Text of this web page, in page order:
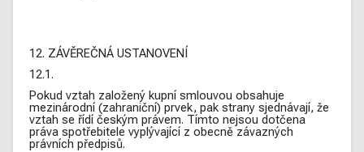
12. ZÁVĚREČNÁ USTANOVENÍ
12.1.
Pokud vztah založený kupní smlouvou obsahuje
mezinárodní (zahraniční) prvek, pak strany sjednávají, že
vztah se řídí českým právem. Tímto nejsou dotčena
práva spotřebitele vyplývající z obecně závazných
právních předpisů.